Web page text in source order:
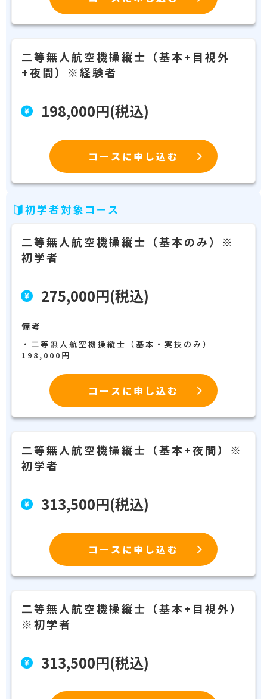
二等無人航空機操縦士（基本+目視外
+夜間）※経験者
198,000円(税込)
コースに申し込む
初学者対象コース
二等無人航空機操縦士（基本のみ）※
初学者
275,000円(税込)
備考
・二等無人航空機操縦士（基本・実技のみ）
198,000円
コースに申し込む
二等無人航空機操縦士（基本+夜間）※
初学者
313,500円(税込)
コースに申し込む
二等無人航空機操縦士（基本+目視外）
※初学者
313,500円(税込)